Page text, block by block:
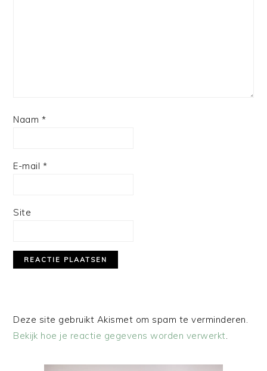
Naam *
E-mail *
Site
Deze site gebruikt Akismet om spam te verminderen.
Bekijk hoe je reactie gegevens worden verwerkt